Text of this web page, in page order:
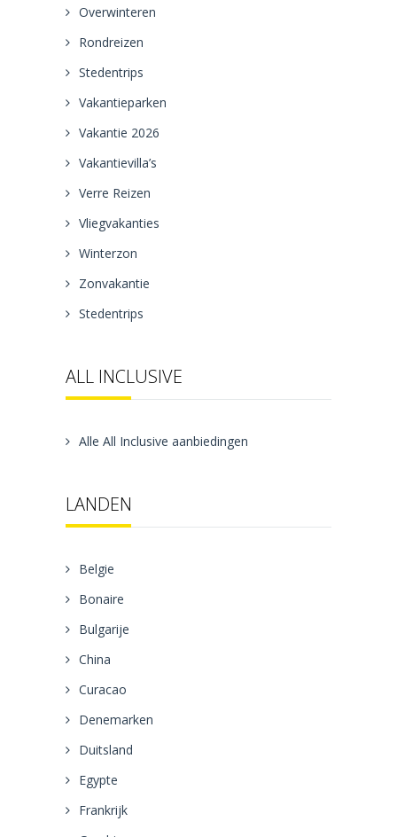
Overwinteren
Rondreizen
Stedentrips
Vakantieparken
Vakantie 2026
Vakantievilla’s
Verre Reizen
Vliegvakanties
Winterzon
Zonvakantie
Stedentrips
ALL INCLUSIVE
Alle All Inclusive aanbiedingen
LANDEN
Belgie
Bonaire
Bulgarije
China
Curacao
Denemarken
Duitsland
Egypte
Frankrijk